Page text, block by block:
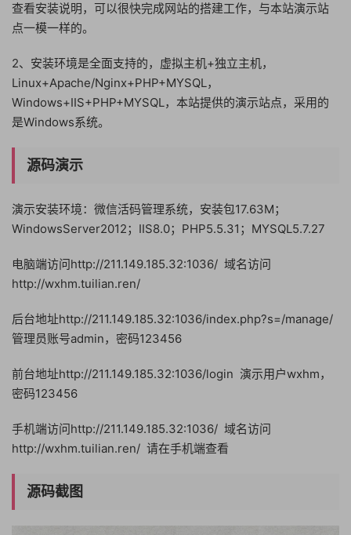
查看安装说明，可以很快完成网站的搭建工作，与本站演示站
点一模一样的。
2、安装环境是全面支持的，虚拟主机+独立主机，
Linux+Apache/Nginx+PHP+MYSQL，
Windows+IIS+PHP+MYSQL，本站提供的演示站点，采用的
是Windows系统。
源码演示
演示安装环境：微信活码管理系统，安装包17.63M；
WindowsServer2012；IIS8.0；PHP5.5.31；MYSQL5.7.27
电脑端访问http://211.149.185.32:1036/ 域名访问
http://wxhm.tuilian.ren/
后台地址http://211.149.185.32:1036/index.php?s=/manage/
管理员账号admin，密码123456
前台地址http://211.149.185.32:1036/login 演示用户wxhm，
密码123456
手机端访问http://211.149.185.32:1036/ 域名访问
http://wxhm.tuilian.ren/ 请在手机端查看
源码截图